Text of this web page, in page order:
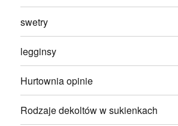
swetry
legginsy
Hurtownia opinie
Rodzaje dekoltów w sukienkach